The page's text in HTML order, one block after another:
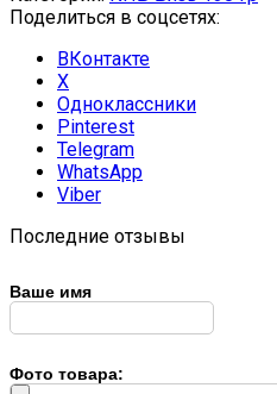
Поделиться в соцсетях:
ВКонтакте
X
Одноклассники
Pinterest
Telegram
WhatsApp
Viber
Последние отзывы
Ваше имя
Фото товара: